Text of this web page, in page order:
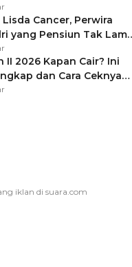
Pakai Jimat di Pakansari
Cancer, Perwira
yang Pensiun Tak Lama
II 2026 Kapan Cair? Ini
dan Cara Ceknya
Hangus!